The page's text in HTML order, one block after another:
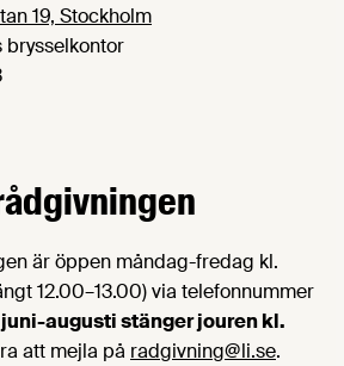
19, Stockholm
brysselkontor
är öppen måndag-fredag kl.
12.00–13.00) via telefonnummer
augusti stänger jouren kl.
att mejla på radgivning@li.se.